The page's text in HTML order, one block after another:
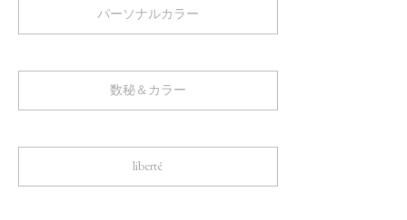
パーソナルカラー
数秘＆カラー
liberté